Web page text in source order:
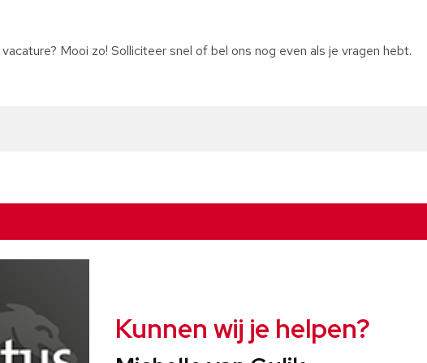
Mooi zo! Solliciteer snel of bel ons nog even als je vragen hebt.
Kunnen wij je helpen?